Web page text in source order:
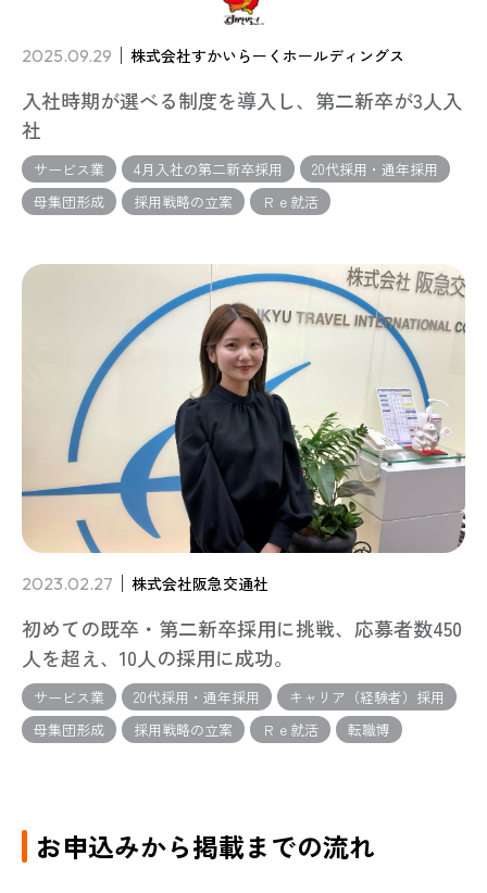
2025.09.29 株式会社すかいらーくホールディングス
入社時期が選べる制度を導入し、第二新卒が3人入
社
サービス業 4月入社の第二新卒採用
20代採用・通年採用
母集団形成
採用戦略の立案 Ｒｅ就活
2023.02.27 株式会社阪急交通社
初めての既卒・第二新卒採用に挑戦、応募者数450
人を超え、10人の採用に成功。
サービス業 20代採用・通年採用
キャリア（経験者）採用
母集団形成
採用戦略の立案 Ｒｅ就活 転職博
お申込みから掲載までの流れ